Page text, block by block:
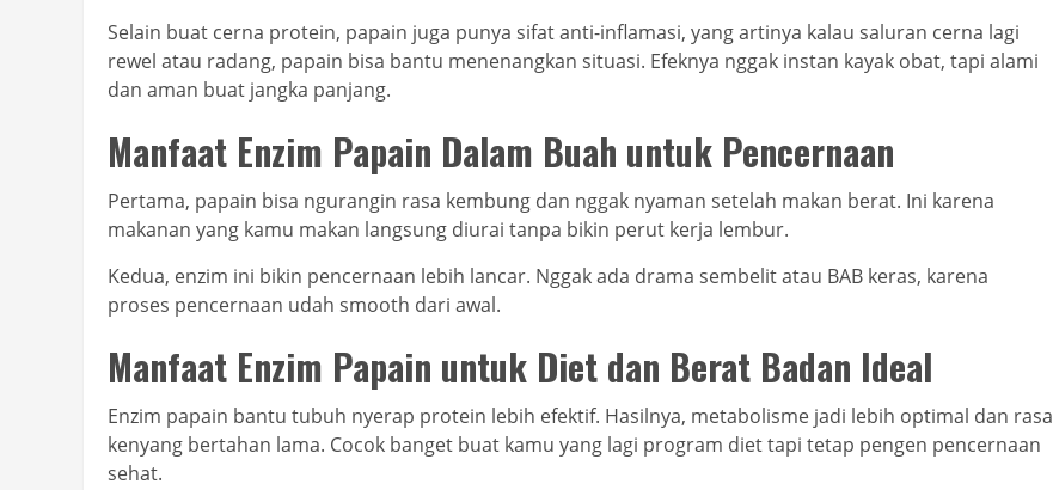
Selain buat cerna protein, papain juga punya sifat anti-inflamasi, yang artinya kalau saluran cerna lagi
rewel atau radang, papain bisa bantu menenangkan situasi. Efeknya nggak instan kayak obat, tapi alami
dan aman buat jangka panjang.
Manfaat Enzim Papain Dalam Buah untuk Pencernaan
Pertama, papain bisa ngurangin rasa kembung dan nggak nyaman setelah makan berat. Ini karena
makanan yang kamu makan langsung diurai tanpa bikin perut kerja lembur.
Kedua, enzim ini bikin pencernaan lebih lancar. Nggak ada drama sembelit atau BAB keras, karena
proses pencernaan udah smooth dari awal.
Manfaat Enzim Papain untuk Diet dan Berat Badan Ideal
Enzim papain bantu tubuh nyerap protein lebih efektif. Hasilnya, metabolisme jadi lebih optimal dan rasa
kenyang bertahan lama. Cocok banget buat kamu yang lagi program diet tapi tetap pengen pencernaan
sehat.